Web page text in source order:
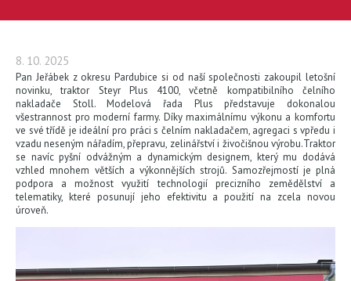
PRODUKTY
SKLADEM
SERVIS
KONTAKTY
KARIÉRA
8. 10. 2025
Pan Jeřábek z okresu Pardubice si od naší společnosti zakoupil letošní
novinku, traktor Steyr Plus 4100, včetně kompatibilního čelního
nakladače Stoll. Modelová řada Plus představuje dokonalou
všestrannost pro moderní farmy. Díky maximálnímu výkonu a komfortu
ve své třídě je ideální pro práci s čelním nakladačem, agregaci s vpředu i
vzadu neseným nářadím, přepravu, zelinářství i živočišnou výrobu.Traktor
se navíc pyšní odvážným a dynamickým designem, který mu dodává
vzhled mnohem větších a výkonnějších strojů. Samozřejmostí je plná
podpora a možnost využití technologií precizního zemědělství a
telematiky, které posunují jeho efektivitu a použití na zcela novou
úroveň.